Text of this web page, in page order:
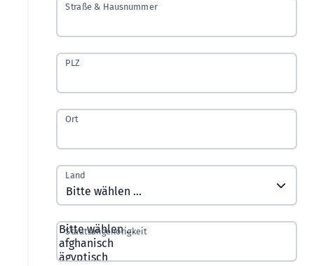
Straße & Hausnummer
PLZ
Ort
Land
Staatsangehörigkeit